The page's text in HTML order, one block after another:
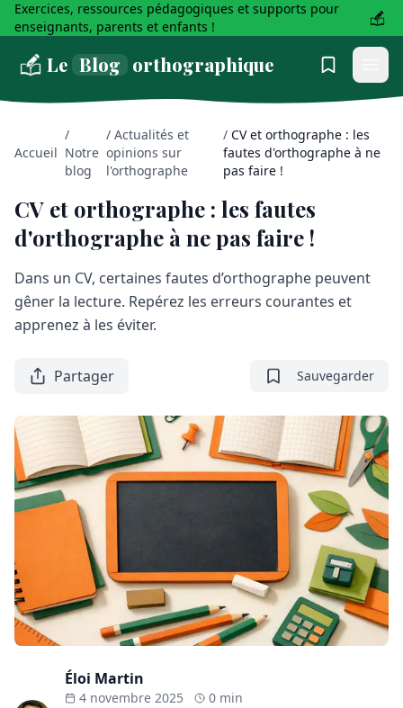
Exercices, ressources pédagogiques et supports pour
enseignants, parents et enfants !
Le Blog orthographique
Accueil
/
Notre
blog
/ Actualités et
opinions sur
l'orthographe
/ CV et orthographe : les
fautes d'orthographe à ne
pas faire !
CV et orthographe : les fautes
d'orthographe à ne pas faire !
Dans un CV, certaines fautes d’orthographe peuvent
gêner la lecture. Repérez les erreurs courantes et
apprenez à les éviter.
Partager Sauvegarder
Éloi Martin
4 novembre 2025
0 min